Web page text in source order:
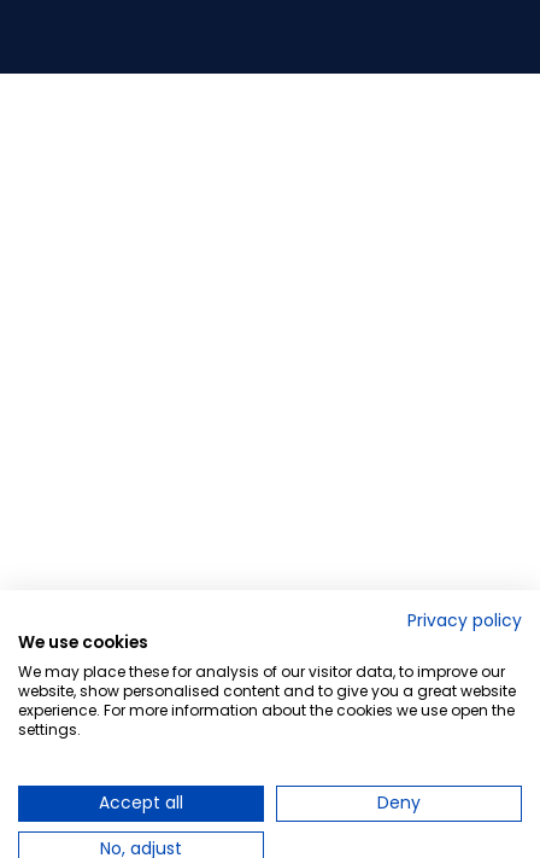
Privacy policy
We use cookies
We may place these for analysis of our visitor data, to improve our
website, show personalised content and to give you a great website
experience. For more information about the cookies we use open the
settings.
Accept all
Deny
No, adjust